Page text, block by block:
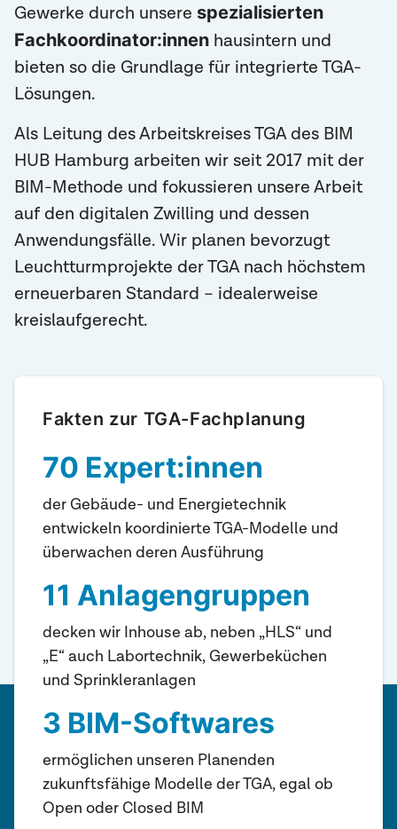
Gewerke durch unsere spezialisierten
Fachkoordinator:innen hausintern und
bieten so die Grundlage für integrierte TGA-
Lösungen.
Als Leitung des Arbeitskreises TGA des BIM
HUB Hamburg arbeiten wir seit 2017 mit der
BIM-Methode und fokussieren unsere Arbeit
auf den digitalen Zwilling und dessen
Anwendungsfälle. Wir planen bevorzugt
Leuchtturmprojekte der TGA nach höchstem
erneuerbaren Standard – idealerweise
kreislaufgerecht.
Fakten zur TGA-Fachplanung
70 Expert:innen
der Gebäude- und Energietechnik
entwickeln koordinierte TGA-Modelle und
überwachen deren Ausführung
11 Anlagengruppen
decken wir Inhouse ab, neben „HLS“ und
„E“ auch Labortechnik, Gewerbeküchen
und Sprinkleranlagen
3 BIM-Softwares
ermöglichen unseren Planenden
zukunftsfähige Modelle der TGA, egal ob
Open oder Closed BIM